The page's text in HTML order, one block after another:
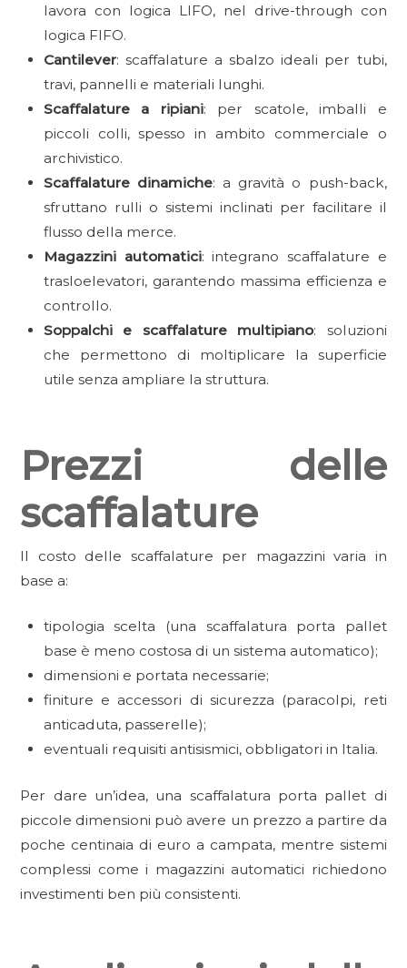
lavora con logica LIFO, nel drive-through con
logica FIFO.
Cantilever: scaffalature a sbalzo ideali per tubi,
travi, pannelli e materiali lunghi.
Scaffalature a ripiani: per scatole, imballi e
piccoli colli, spesso in ambito commerciale o
archivistico.
Scaffalature dinamiche: a gravità o push-back,
sfruttano rulli o sistemi inclinati per facilitare il
flusso della merce.
Magazzini automatici: integrano scaffalature e
trasloelevatori, garantendo massima efficienza e
controllo.
Soppalchi e scaffalature multipiano: soluzioni
che permettono di moltiplicare la superficie
utile senza ampliare la struttura.
Prezzi delle
scaffalature
Il costo delle scaffalature per magazzini varia in
base a:
tipologia scelta (una scaffalatura porta pallet
base è meno costosa di un sistema automatico);
dimensioni e portata necessarie;
finiture e accessori di sicurezza (paracolpi, reti
anticaduta, passerelle);
eventuali requisiti antisismici, obbligatori in Italia.
Per dare un’idea, una scaffalatura porta pallet di
piccole dimensioni può avere un prezzo a partire da
poche centinaia di euro a campata, mentre sistemi
complessi come i magazzini automatici richiedono
investimenti ben più consistenti.